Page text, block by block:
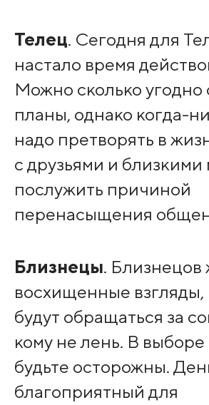
Телец. Сегодня для
настало время
Можно сколько угодно
планы, однако когда-
надо претворять в
с друзьями и
послужить причиной
перенасыщения
Близнецы. Близнецов
восхищенные взгляды,
будут обращаться за
кому не лень. В
будьте осторожны.
благоприятный для